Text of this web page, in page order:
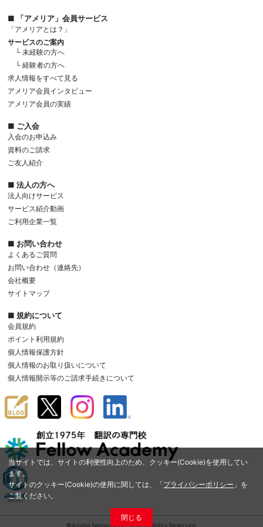
当サイトでは、サイトの利便性向上のため、クッキー(Cookie)を使用してい
ます。
サイトのクッキー(Cookie)の使用に関しては、「プライバシーポリシー 」を
ご覧ください。
閉じる
■ 「アメリア」会員サービス
「アメリアとは？」
サービスのご案内
└ 未経験の方へ
└ 経験者の方へ
求人情報をすべて見る
アメリア会員インタビュー
アメリア会員の実績
■ ご入会
入会のお申込み
資料のご請求
ご友人紹介
■ 法人の方へ
法人向けサービス
サービス紹介動画
ご利用企業一覧
■ お問い合わせ
よくあるご質問
お問い合わせ（連絡先）
会社概要
サイトマップ
■ 規約について
会員規約
ポイント利用規約
個人情報保護方針
個人情報のお取り扱いについて
個人情報開示等のご請求手続きについて
©Amelia Network Co.,Ltd. All Rights Reserved.